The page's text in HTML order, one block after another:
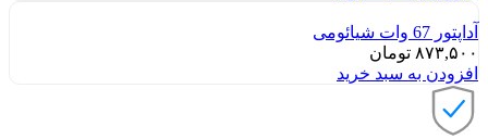
آداپتور 67 وات شیائومی
۸۷۳,۵۰۰ تومان
افزودن به سبد خرید